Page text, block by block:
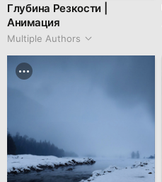
Глубина Резкости |
Анимация
Multiple Authors